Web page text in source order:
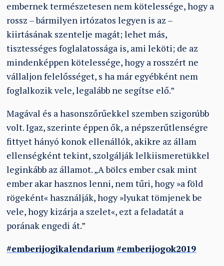
embernek természetesen nem kötelessége, hogy a
rossz – bármilyen irtózatos legyen is az –
kiirtásának szentelje magát; lehet más,
tisztességes foglalatossága is, ami leköti; de az
mindenképpen kötelessége, hogy a rosszért ne
vállaljon felelősséget, s ha már egyébként nem
foglalkozik vele, legalább ne segítse elő.”
Magával és a hasonszőrűekkel szemben szigorúbb
volt. Igaz, szerinte éppen ők, a népszerűtlenségre
fittyet hányó konok ellenállók, akikre az állam
ellenségként tekint, szolgálják lelkiismeretükkel
leginkább az államot. „A bölcs ember csak mint
ember akar hasznos lenni, nem tűri, hogy »a föld
rögeként« használják, hogy »lyukat tömjenek be
vele, hogy kizárja a szelet«, ezt a feladatát a
porának engedi át.”
#emberijogikalendarium#emberijogok2019